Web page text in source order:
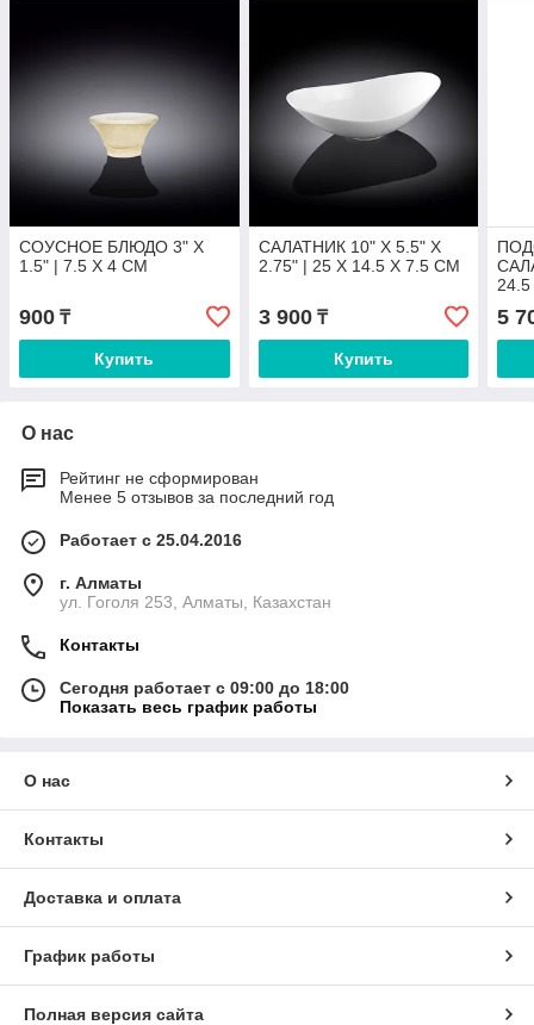
СОУСНОЕ БЛЮДО 3" X
1.5" | 7.5 X 4 CM
900 ₸
Купить
САЛАТНИК 10" X 5.5" X
2.75" | 25 X 14.5 X 7.5 CM
3 900₸
Купить
24.5
5
О нас
Рейтинг не сформирован
Менее 5 отзывов за последний год
Работает с 25.04.2016
г. Алматы
ул. Гоголя 253, Алматы, Казахстан
Контакты
Сегодня работает с 09:00 до 18:00
Показать весь график работы
О нас
Контакты
Доставка и оплата
График работы
Полная версия сайта